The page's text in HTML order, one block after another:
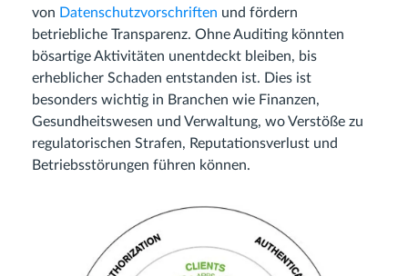
von Datenschutzvorschriften und fördern
betriebliche Transparenz. Ohne Auditing könnten
bösartige Aktivitäten unentdeckt bleiben, bis
erheblicher Schaden entstanden ist. Dies ist
besonders wichtig in Branchen wie Finanzen,
Gesundheitswesen und Verwaltung, wo Verstöße zu
regulatorischen Strafen, Reputationsverlust und
Betriebsstörungen führen können.